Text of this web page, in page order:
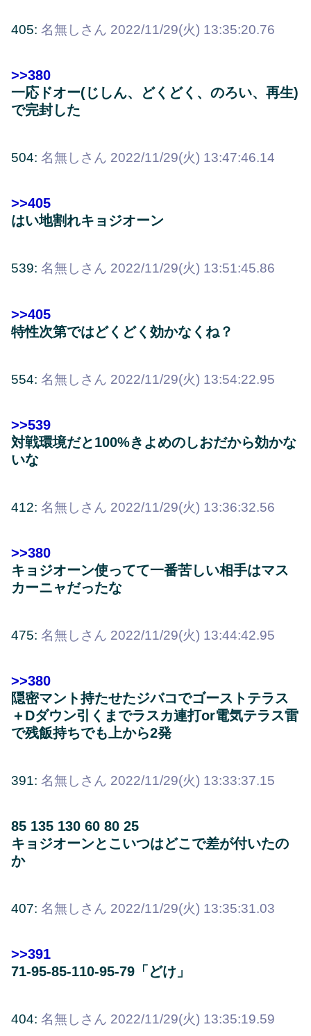
405: 名無しさん 2022/11/29(火) 13:35:20.76
>>380
一応ドオー(じしん、どくどく、のろい、再生)
で完封した
504: 名無しさん 2022/11/29(火) 13:47:46.14
>>405
はい地割れキョジオーン
539: 名無しさん 2022/11/29(火) 13:51:45.86
>>405
特性次第ではどくどく効かなくね？
554: 名無しさん 2022/11/29(火) 13:54:22.95
>>539
対戦環境だと100%きよめのしおだから効かな
いな
412: 名無しさん 2022/11/29(火) 13:36:32.56
>>380
キョジオーン使ってて一番苦しい相手はマス
カーニャだったな
475: 名無しさん 2022/11/29(火) 13:44:42.95
>>380
隠密マント持たせたジバコでゴーストテラス
＋Dダウン引くまでラスカ連打or電気テラス雷
で残飯持ちでも上から2発
391: 名無しさん 2022/11/29(火) 13:33:37.15
85 135 130 60 80 25
キョジオーンとこいつはどこで差が付いたの
か
407: 名無しさん 2022/11/29(火) 13:35:31.03
>>391
71-95-85-110-95-79「どけ」
404: 名無しさん 2022/11/29(火) 13:35:19.59